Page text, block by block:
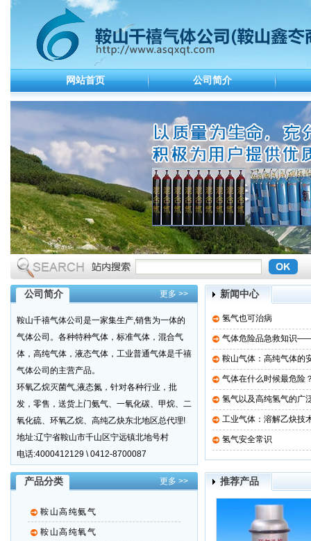
网站首页 公司简介
公司简介 更多 >>
鞍山千禧气体公司是一家集生产,销售为一体的
气体公司。各种特种气体，标准气体，混合气
体，高纯气体，液态气体，工业普通气体是千禧
气体公司的主营产品。
环氧乙烷灭菌气,液态氮，针对各种行业，批
发，零售，送货上门氨气、一氧化碳、甲烷、二
氧化硫、环氧乙烷、高纯乙炔东北地区总代理!
地址:辽宁省鞍山市千山区宁远镇北地号村
电话:4000412129 \ 0412-8700087
新闻中心
氢气也可治病
气体危险品急救知识
鞍山气体：高纯气体的
气体在什么时候最危险
氢气以及高纯氢气的广
工业气体：溶解乙炔技
氢气安全常识
产品分类 更多 >>
鞍山高纯氨气
鞍山高纯氧气
推荐产品